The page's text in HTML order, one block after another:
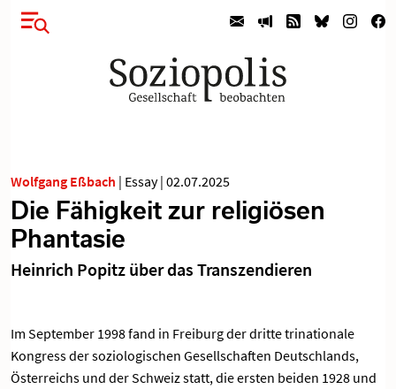
Wolfgang Eßbach | Essay| 02.07.2025
Die Fähigkeit zur religiösen
Phantasie
Heinrich Popitz über das Transzendieren
Im September 1998 fand in Freiburg der dritte trinationale
Kongress der soziologischen Gesellschaften Deutschlands,
Österreichs und der Schweiz statt, die ersten beiden 1928 und